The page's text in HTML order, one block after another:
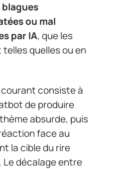
blagues
ou mal
par IA, que les
quelles ou en
consiste à
de produire
absurde, puis
face au
la cible du rire
Le décalage entre